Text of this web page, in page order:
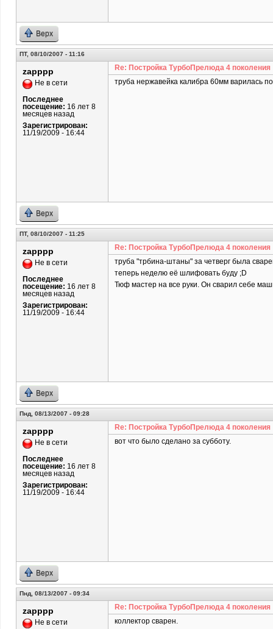
Верх
ПТ, 08/10/2007 - 11:16
zapppp
Не в сети
Последнее
посещение: 16 лет 8
месяцев назад
Зарегистрирован:
11/19/2009 - 16:44
Re: Постройка ТурбоПрелюда 4 поколения
труба нержавейка калибра 60мм варилась
Верх
ПТ, 08/10/2007 - 11:25
zapppp
Не в сети
Последнее
посещение: 16 лет 8
месяцев назад
Зарегистрирован:
11/19/2009 - 16:44
Re: Постройка ТурбоПрелюда 4 поколения
труба "трбина-штаны" за четверг была
теперь неделю её шлифовать буду ;D
Тюф мастер на все руки. Он сварил себе
Верх
Пнд, 08/13/2007 - 09:28
zapppp
Не в сети
Последнее
посещение: 16 лет 8
месяцев назад
Зарегистрирован:
11/19/2009 - 16:44
Re: Постройка ТурбоПрелюда 4 поколения
вот что было сделано за субботу.
Верх
Пнд, 08/13/2007 - 09:34
zapppp
Не в сети
Re: Постройка ТурбоПрелюда 4 поколения
коллектор сварен.